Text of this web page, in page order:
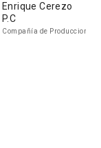
Enrique Cerezo
P.C
Compañía de Produccion